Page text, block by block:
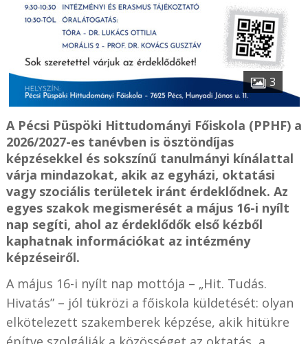
3
A Pécsi Püspöki Hittudományi Főiskola (PPHF) a
2026/2027-es tanévben is ösztöndíjas
képzésekkel és sokszínű tanulmányi kínálattal
várja mindazokat, akik az egyházi, oktatási
vagy szociális területek iránt érdeklődnek. Az
egyes szakok megismerését a május 16-i nyílt
nap segíti, ahol az érdeklődők első kézből
kaphatnak információkat az intézmény
képzéseiről.
A május 16-i nyílt nap mottója – „Hit. Tudás.
Hivatás” – jól tükrözi a főiskola küldetését: olyan
elkötelezett szakemberek képzése, akik hitükre